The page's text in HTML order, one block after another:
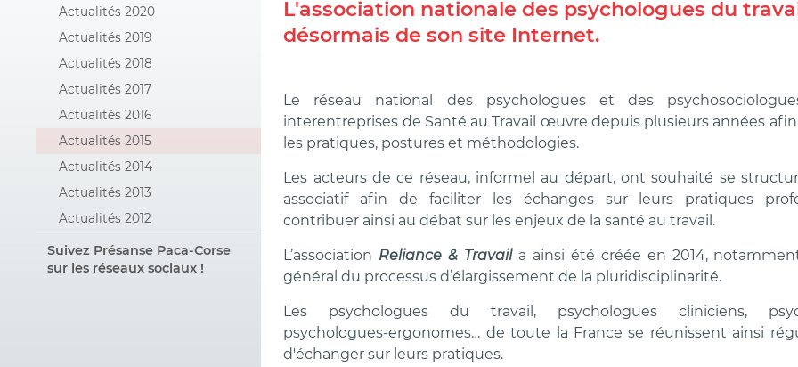
Actualités 2020
Actualités 2019
Actualités 2018
Actualités 2017
Actualités 2016
Actualités 2015
Actualités 2014
Actualités 2013
Actualités 2012
Suivez Présanse Paca-Corse
sur les réseaux sociaux !
L'association nationale des psychologues du
désormais de son site Internet.
Le réseau national des psychologues et des
interentreprises de Santé au Travail œuvre depuis plusieurs années afin
les pratiques, postures et méthodologies.
Les acteurs de ce réseau, informel au départ, ont souhaité se
associatif afin de faciliter les échanges sur leurs pratiques
contribuer ainsi au débat sur les enjeux de la santé au travail.
L’association Reliance & Travaila ainsi été créée en 2014,
général du processus d’élargissement de la pluridisciplinarité.
Les psychologues du travail, psychologues cliniciens,
psychologues-ergonomes… de toute la France se réunissent ainsi
d'échanger sur leurs pratiques.